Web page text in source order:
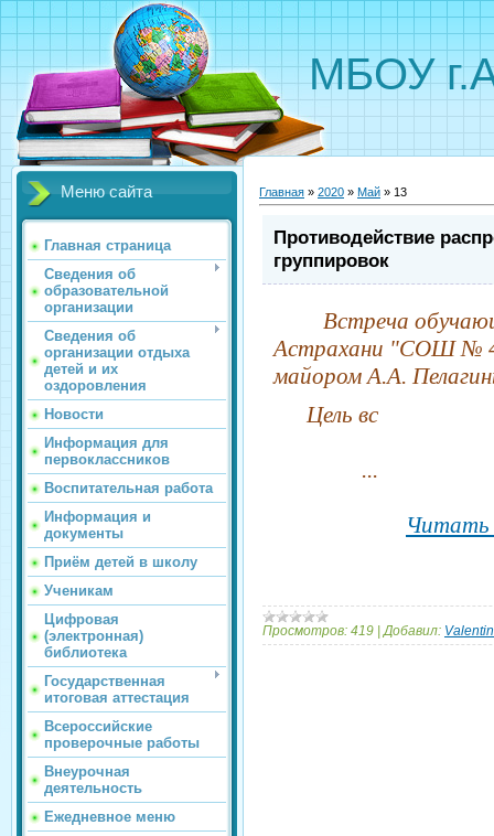
МБОУ
Меню сайта
Главная страница
Сведения об
образовательной
организации
Сведения об
организации отдыха
детей и их
оздоровления
Новости
Информация для
первоклассников
Воспитательная работа
Информация и
документы
Приём детей в школу
Ученикам
Цифровая
(электронная)
библиотека
Государственная
итоговая аттестация
Всероссийские
проверочные работы
Внеурочная
деятельность
Ежедневное меню
Главная » 2020 » Май » 13
Противодействие
группировок
Встреча
Астрахани "СОШ №
майором А.А.
Цель вс
...
Читать
Просмотров: 419 |Добавил: